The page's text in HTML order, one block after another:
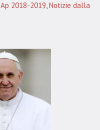
Ap 2018-2019,Notizie dalla